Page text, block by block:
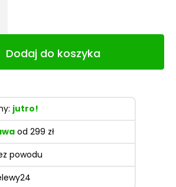
Dodaj do koszyka
jutro!
od 299 zł
powodu